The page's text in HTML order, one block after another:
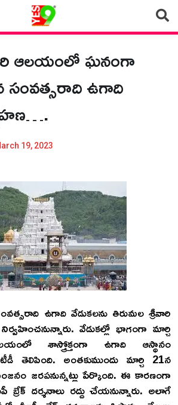
ఆలయంలో ఘనంగా
సంవత్సరాది ఉగాది
19, 2023
ఉగాది వేడుకలను తిరుమల శ్రీవారి
వేడుకల్లో భాగంగా మార్చి
శాస్త్రోక్తంగా ఉగాది ఆస్థానం
తెలిపింది. అంతకుముందు మార్చి 21న
జరపనున్నట్లు పేర్కొంది. ఈ కారణంగా
బ్రేక్ దర్శనాలు రద్దు చేయనున్నారు. అలాగే